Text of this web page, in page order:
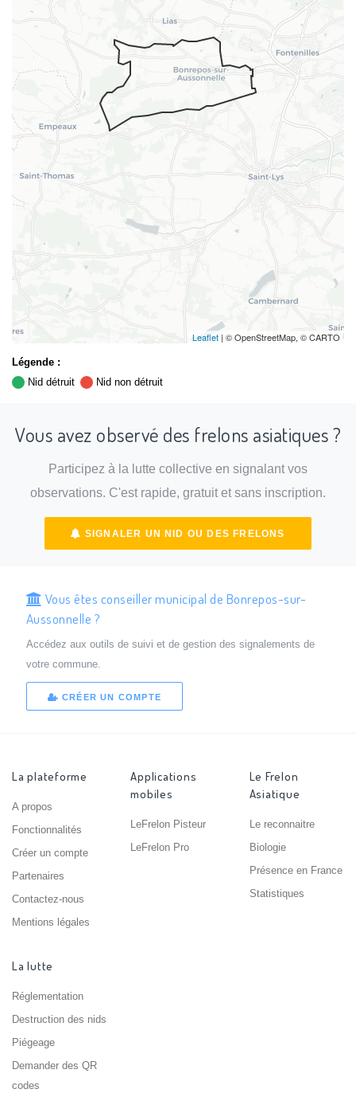
Leaflet | © OpenStreetMap, © CARTO
Légende :
Nid détruit
Nid non détruit
Vous avez observé des frelons asiatiques ?
Participez à la lutte collective en signalant vos
observations. C'est rapide, gratuit et sans inscription.
SIGNALER UN NID OU DES FRELONS
Vous êtes conseiller municipal de Bonrepos-sur-
Aussonnelle ?
Accédez aux outils de suivi et de gestion des signalements de
votre commune.
CRÉER UN COMPTE
La plateforme
A propos
Fonctionnalités
Créer un compte
Partenaires
Contactez-nous
Mentions légales
Applications
mobiles
LeFrelon Pisteur
LeFrelon Pro
Le Frelon
Asiatique
Le reconnaitre
Biologie
Présence en France
Statistiques
La lutte
Réglementation
Destruction des nids
Piégeage
Demander des QR
codes